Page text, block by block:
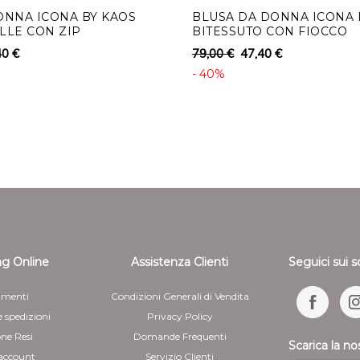
ICONA BY KAOS
CON ZIP
€
BLUSA DA DONNA ICONA
BITESSUTO CON FIOCCO
79,00 € 47,40 €
- 40%
Online
spedizioni
Resi
Assistenza Clienti
Condizioni Generali di Vendita
Privacy Policy
Domande Frequenti
Servizio Clienti
Seguici sui
Scarica la